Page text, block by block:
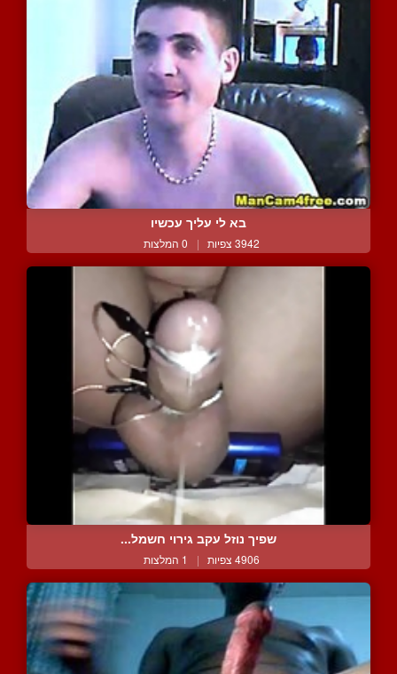
בא לי עליך עכשיו
3942 צפיות | 0 המלצות
שפיך נוזל עקב גירוי חשמל...
4906 צפיות | 1 המלצות